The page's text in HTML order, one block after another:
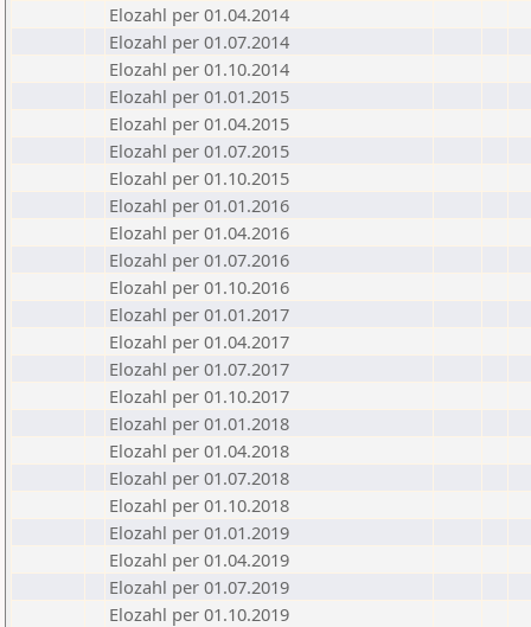
Elozahl per 01.04.2014
Elozahl per 01.07.2014
Elozahl per 01.10.2014
Elozahl per 01.01.2015
Elozahl per 01.04.2015
Elozahl per 01.07.2015
Elozahl per 01.10.2015
Elozahl per 01.01.2016
Elozahl per 01.04.2016
Elozahl per 01.07.2016
Elozahl per 01.10.2016
Elozahl per 01.01.2017
Elozahl per 01.04.2017
Elozahl per 01.07.2017
Elozahl per 01.10.2017
Elozahl per 01.01.2018
Elozahl per 01.04.2018
Elozahl per 01.07.2018
Elozahl per 01.10.2018
Elozahl per 01.01.2019
Elozahl per 01.04.2019
Elozahl per 01.07.2019
Elozahl per 01.10.2019